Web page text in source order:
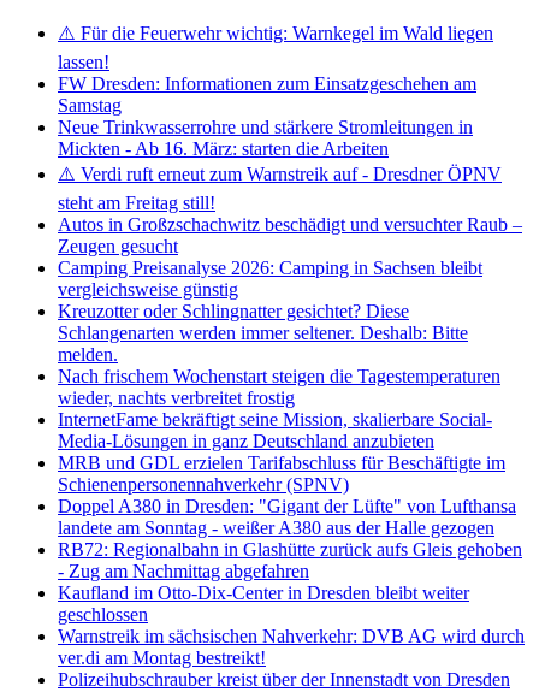
⚠️ Für die Feuerwehr wichtig: Warnkegel im Wald liegen
lassen!
FW Dresden: Informationen zum Einsatzgeschehen am
Samstag
Neue Trinkwasserrohre und stärkere Stromleitungen in
Mickten - Ab 16. März: starten die Arbeiten
⚠️ Verdi ruft erneut zum Warnstreik auf - Dresdner ÖPNV
steht am Freitag still!
Autos in Großzschachwitz beschädigt und versuchter Raub –
Zeugen gesucht
Camping Preisanalyse 2026: Camping in Sachsen bleibt
vergleichsweise günstig
Kreuzotter oder Schlingnatter gesichtet? Diese
Schlangenarten werden immer seltener. Deshalb: Bitte
melden.
Nach frischem Wochenstart steigen die Tagestemperaturen
wieder, nachts verbreitet frostig
InternetFame bekräftigt seine Mission, skalierbare Social-
Media-Lösungen in ganz Deutschland anzubieten
MRB und GDL erzielen Tarifabschluss für Beschäftigte im
Schienenpersonennahverkehr (SPNV)
Doppel A380 in Dresden: "Gigant der Lüfte" von Lufthansa
landete am Sonntag - weißer A380 aus der Halle gezogen
RB72: Regionalbahn in Glashütte zurück aufs Gleis gehoben
- Zug am Nachmittag abgefahren
Kaufland im Otto-Dix-Center in Dresden bleibt weiter
geschlossen
Warnstreik im sächsischen Nahverkehr: DVB AG wird durch
ver.di am Montag bestreikt!
Polizeihubschrauber kreist über der Innenstadt von Dresden